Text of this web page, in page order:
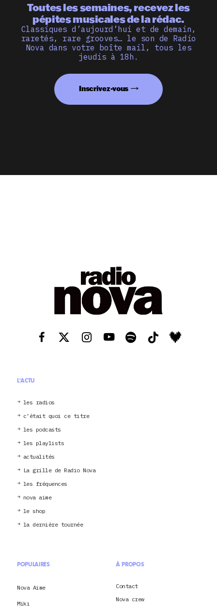
Toutes les semaines, recevez les
pépites musicales de la rédac.
Classiques d’aujourd’hui et de demain,
raretés, rare grooves… le son de Radio
Nova dans votre boîte mail, tous les
jeudis à 18h.
Inscrivez-vous
L'ACTU
les radios
c’était quoi ce titre
les podcasts
les playlists
actualités
La grille de Radio Nova
les fréquences
nova aime
le shop
la dernière tournée
POPULAIRES
Nova Aime
Miki
À PROPOS
Contact
Nova crew